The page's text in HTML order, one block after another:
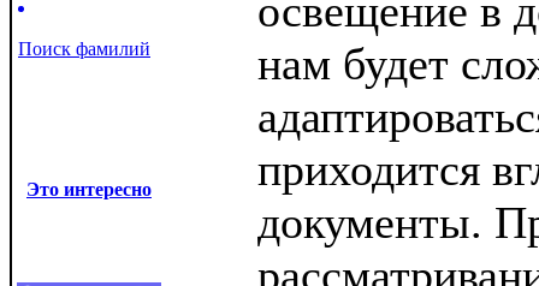
Поиск фамилий
Это интересно
освещение в
нам будет
приходится
документы.